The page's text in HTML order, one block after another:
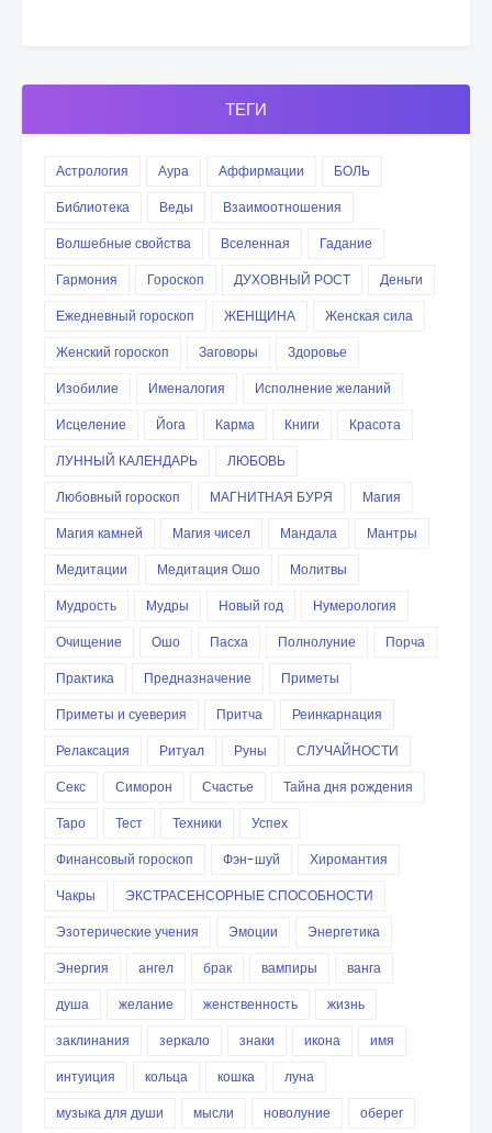
ТЕГИ
Астрология Аура Аффирмации
БОЛЬ
Библиотека
Веды
Взаимоотношения
Волшебные свойства
Вселенная
Гадание
Гармония
Гороскоп ДУХОВНЫЙ РОСТ
Деньги
Ежедневный гороскоп
ЖЕНЩИНА
Женская сила
Женский гороскоп
Заговоры
Здоровье
Изобилие
Именалогия
Исполнение желаний
Исцеление
Йога Карма Книги
Красота
ЛУННЫЙ КАЛЕНДАРЬ
ЛЮБОВЬ
Любовный гороскоп
МАГНИТНАЯ БУРЯ
Магия
Магия камней
Магия чисел Мандала
Мантры
Медитации
Медитация Ошо
Молитвы
Мудрость
Мудры Новый год
Нумерология
Очищение
Ошо Пасха Полнолуние
Порча
Практика
Предназначение
Приметы
Приметы и суеверия
Притча
Реинкарнация
Релаксация
Ритуал Руны
СЛУЧАЙНОСТИ
Секс
Симорон Счастье
Тайна дня рождения
Таро
Тест Техники
Успех
Финансовый гороскоп
Фэн-шуй
Хиромантия
Чакры
ЭКСТРАСЕНСОРНЫЕ СПОСОБНОСТИ
Эзотерические учения
Эмоции
Энергетика
Энергия
ангел брак вампиры
ванга
душа
желание женственность
жизнь
заклинания
зеркало знаки икона
имя
интуиция
кольца кошка
луна
музыка для души
мысли новолуние
оберег